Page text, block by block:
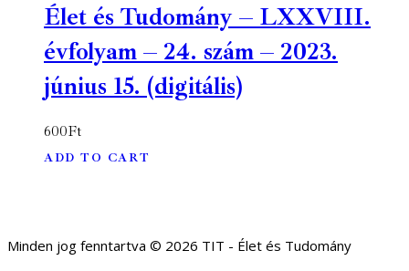
Élet és Tudomány – LXXVIII.
évfolyam – 24. szám – 2023.
június 15. (digitális)
600Ft
ADD TO CART
Minden jog fenntartva © 2026 TIT - Élet és Tudomány